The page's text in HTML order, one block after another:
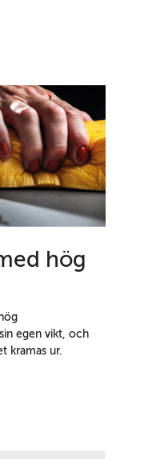
hög
egen vikt, och
kramas ur.